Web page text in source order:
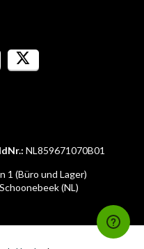
1 (Büro und Lager)
(NL)
NL859671070B01